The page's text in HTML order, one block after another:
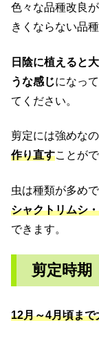
色々な品種改良
きくならない品
日陰に植えると
うな感じになっ
てください。
剪定には強めなの
作り直すことが
虫は種類が多めで
シャクトリムシ
できます。
剪定時期
12月～4月頃まで